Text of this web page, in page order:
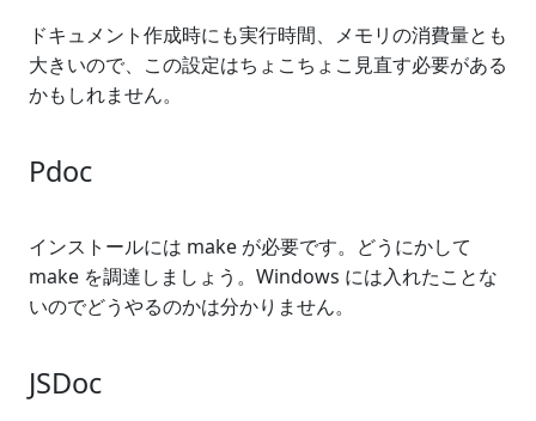
ドキュメント作成時にも実行時間、メモリの消費量とも
大きいので、この設定はちょこちょこ見直す必要がある
かもしれません。
Pdoc
インストールには make が必要です。どうにかして
make を調達しましょう。Windows には入れたことな
いのでどうやるのかは分かりません。
JSDoc